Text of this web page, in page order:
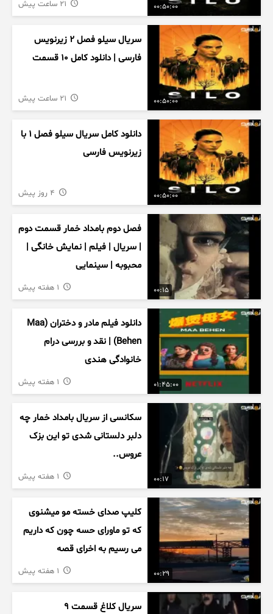
00:50:00
00:50:00
سریال سیلو فصل ۲ زیرنویس
فارسی | دانلود کامل ۱۰ قسمت
00:50:00
دانلود کامل سریال سیلو فصل ۱ با
زیرنویس فارسی
00:15
فصل دوم بامداد خمار قسمت دوم
| سریال | فیلم | نمایش خانگی |
محبوبه | سینمایی
01:45:00
دانلود فیلم مادر و دختران (Maa
Behen) | نقد و بررسی درام
خانوادگی هندی
00:17
سکانسی از سریال بامداد خمار چه
دلبر دلستانی شدی تو این بزک
عروس..
00:29
کلیپ صدای خسته مو میشنوی
که تو ماورای حسه چون که داریم
می رسیم به اخرای قصه
سریال کلاغ قسمت 9